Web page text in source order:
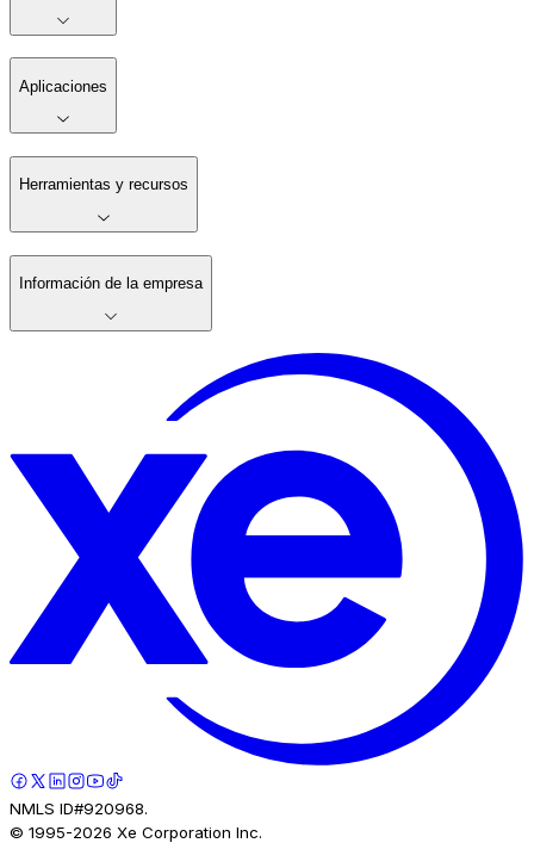
Aplicaciones
Herramientas y recursos
Información de la empresa
NMLS ID#920968.
© 1995-2026 Xe Corporation Inc.